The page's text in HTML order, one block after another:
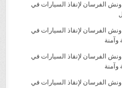
ونش الفرسان لإنقاذ السيارات في
ونش الفرسان لإنقاذ السيارات في
ونش الفرسان لإنقاذ السيارات في
ونش الفرسان لإنقاذ السيارات في